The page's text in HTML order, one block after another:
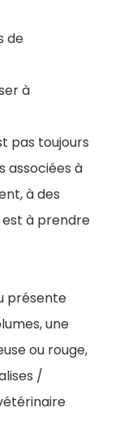
de
à
pas toujours
associées à
à des
est à prendre
présente
une
ou rouge,
/